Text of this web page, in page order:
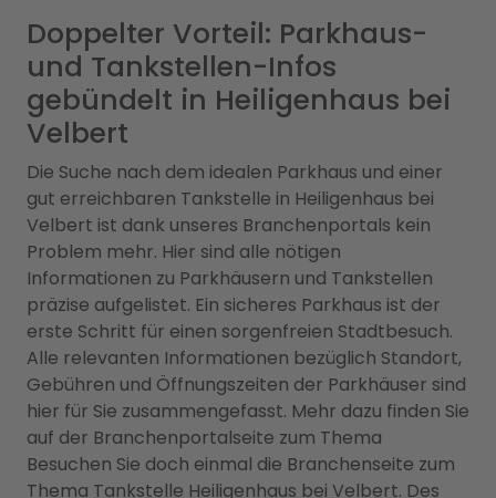
Doppelter Vorteil: Parkhaus-
und Tankstellen-Infos
gebündelt in Heiligenhaus bei
Velbert
Die Suche nach dem idealen Parkhaus und einer
gut erreichbaren Tankstelle in Heiligenhaus bei
Velbert ist dank unseres Branchenportals kein
Problem mehr. Hier sind alle nötigen
Informationen zu Parkhäusern und Tankstellen
präzise aufgelistet. Ein sicheres Parkhaus ist der
erste Schritt für einen sorgenfreien Stadtbesuch.
Alle relevanten Informationen bezüglich Standort,
Gebühren und Öffnungszeiten der Parkhäuser sind
hier für Sie zusammengefasst. Mehr dazu finden Sie
auf der Branchenportalseite zum Thema
Besuchen Sie doch einmal die Branchenseite zum
Thema Tankstelle Heiligenhaus bei Velbert. Des